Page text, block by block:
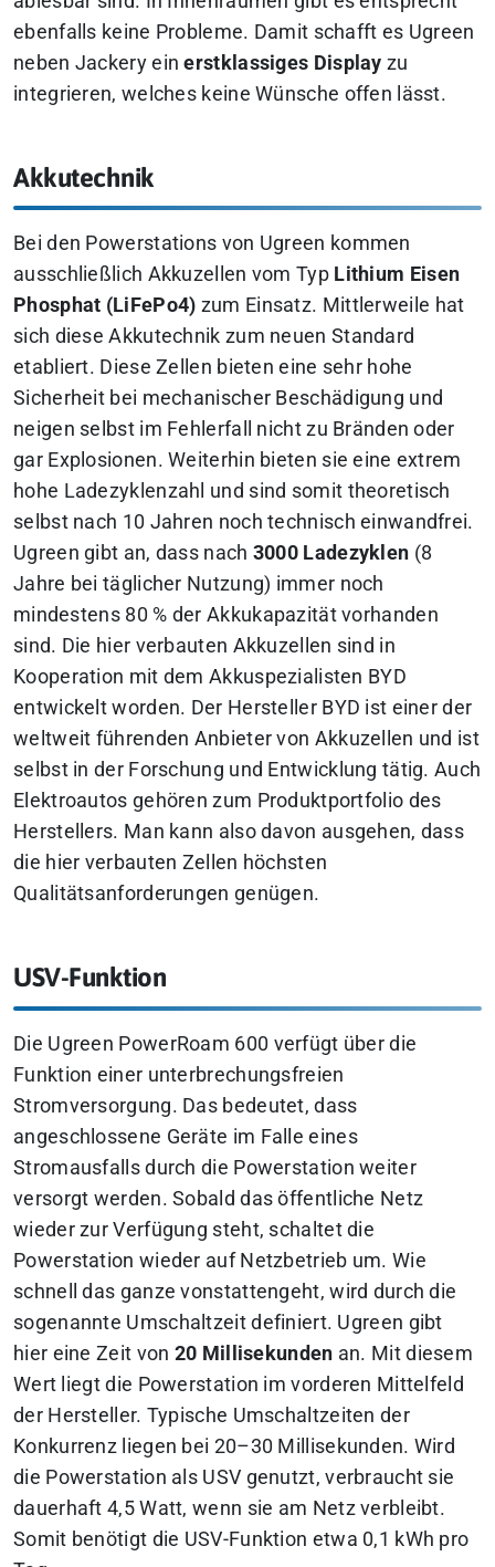
ebenfalls keine Probleme. Damit schafft es Ugreen
neben Jackery einerstklassiges Display zu
integrieren, welches keine Wünsche offen lässt.
Akkutechnik
Bei den Powerstations von Ugreen kommen
ausschließlich Akkuzellen vom Typ Lithium Eisen
Phosphat (LiFePo4) zum Einsatz. Mittlerweile hat
sich diese Akkutechnik zum neuen Standard
etabliert. Diese Zellen bieten eine sehr hohe
Sicherheit bei mechanischer Beschädigung und
neigen selbst im Fehlerfall nicht zu Bränden oder
gar Explosionen. Weiterhin bieten sie eine extrem
hohe Ladezyklenzahl und sind somit theoretisch
selbst nach 10 Jahren noch technisch einwandfrei.
Ugreen gibt an, dass nach 3000 Ladezyklen (8
Jahre bei täglicher Nutzung) immer noch
mindestens 80 % der Akkukapazität vorhanden
sind. Die hier verbauten Akkuzellen sind in
Kooperation mit dem Akkuspezialisten BYD
entwickelt worden. Der Hersteller BYD ist einer der
weltweit führenden Anbieter von Akkuzellen und ist
selbst in der Forschung und Entwicklung tätig. Auch
Elektroautos gehören zum Produktportfolio des
Herstellers. Man kann also davon ausgehen, dass
die hier verbauten Zellen höchsten
Qualitätsanforderungen genügen.
USV-Funktion
Die Ugreen PowerRoam 600 verfügt über die
Funktion einer unterbrechungsfreien
Stromversorgung. Das bedeutet, dass
angeschlossene Geräte im Falle eines
Stromausfalls durch die Powerstation weiter
versorgt werden. Sobald das öffentliche Netz
wieder zur Verfügung steht, schaltet die
Powerstation wieder auf Netzbetrieb um. Wie
schnell das ganze vonstattengeht, wird durch die
sogenannte Umschaltzeit definiert. Ugreen gibt
hier eine Zeit von 20 Millisekunden an. Mit diesem
Wert liegt die Powerstation im vorderen Mittelfeld
der Hersteller. Typische Umschaltzeiten der
Konkurrenz liegen bei 20–30 Millisekunden. Wird
die Powerstation als USV genutzt, verbraucht sie
dauerhaft 4,5 Watt, wenn sie am Netz verbleibt.
Somit benötigt die USV-Funktion etwa 0,1 kWh pro